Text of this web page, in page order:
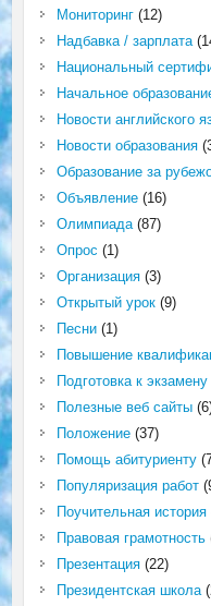
Мониторинг(12)
Надбавка / зарплата
Национальный
Начальное
Новости английского
Новости образования
Образование за
Объявление(16)
Олимпиада(87)
Опрос (1)
Организация(3)
Открытый урок(9)
Песни(1)
Повышение
Подготовка к экзамену
Полезные веб сайты
Положение(37)
Помощь абитуриенту
Популяризация работ
Поучительная история
Правовая грамотность
Презентация(22)
Президентская школа